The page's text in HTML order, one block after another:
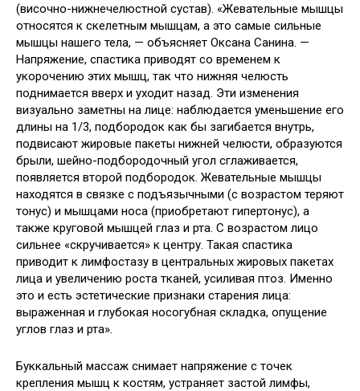
(височно-нижнечелюстной сустав). «Жевательные мышцы
относятся к скелетным мышцам, а это самые сильные
мышцы нашего тела, — объясняет Оксана Санина. —
Напряжение, спастика приводят со временем к
укорочению этих мышц, так что нижняя челюсть
поднимается вверх и уходит назад. Эти изменения
визуально заметны на лице: наблюдается уменьшение его
длины на 1/3, подбородок как бы загибается внутрь,
подвисают жировые пакеты нижней челюсти, образуются
брыли, шейно-подбородочный угол сглаживается,
появляется второй подбородок. Жевательные мышцы
находятся в связке с подъязычными (с возрастом теряют
тонус) и мышцами носа (приобретают гипертонус), а
также круговой мышцей глаз и рта. С возрастом лицо
сильнее «скручивается» к центру. Такая спастика
приводит к лимфостазу в центральных жировых пакетах
лица и увеличению роста тканей, усиливая птоз. Именно
это и есть эстетические признаки старения лица:
выраженная и глубокая носогубная складка, опущение
углов глаз и рта».
Буккальный массаж снимает напряжение с точек
крепления мышц к костям, устраняет застой лимфы,